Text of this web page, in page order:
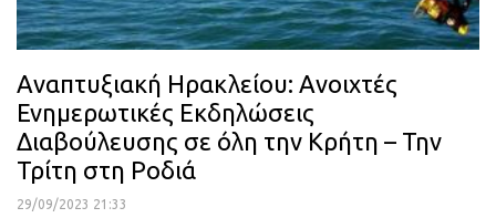
Αναπτυξιακή Ηρακλείου: Ανοιχτές
Ενημερωτικές Εκδηλώσεις
Διαβούλευσης σε όλη την Κρήτη – Την
Τρίτη στη Ροδιά
29/09/2023 21:33